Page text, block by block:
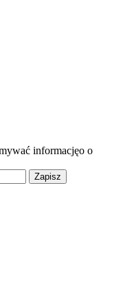
informacjęo o
Zapisz